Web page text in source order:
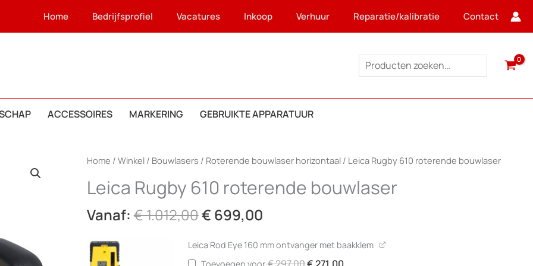
Home Bedrijfsprofiel Vacatures Inkoop Verhuur Reparatie/kalibratie Contact
Zoeken
ACCESSOIRES MARKERING GEBRUIKTE APPARATUUR
Home / Winkel/ Bouwlasers / Roterende bouwlaser horizontaal/ Leica Rugby 610 roterende bouwlaser
Leica Rugby 610 roterende bouwlaser
Vanaf:€1.012,00Oorspronkelijke
was:
€ 1.012,00.
€ 699,00Huidige
is:
€ 699,00.
Leica Rod Eye 160 mm ontvanger met baakklem
Oorspronkelijke
Huidige